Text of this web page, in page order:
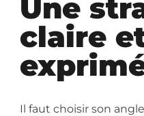
Une
claire
Il faut choisir son